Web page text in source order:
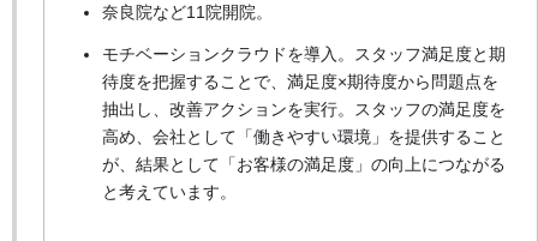
奈良院など11院開院。
モチベーションクラウドを導入。スタッフ満足度と期
待度を把握することで、満足度×期待度から問題点を
抽出し、改善アクションを実行。スタッフの満足度を
高め、会社として「働きやすい環境」を提供すること
が、結果として「お客様の満足度」の向上につながる
と考えています。